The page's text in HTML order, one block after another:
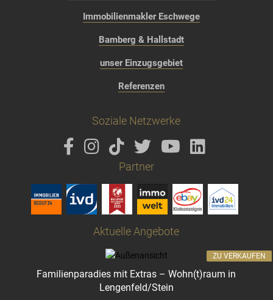
Immobilienmakler Eschwege
Bamberg & Hallstadt
unser Einzugsgebiet
Referenzen
Soziale Netzwerke
Partner
Aktuelle Angebote
Familienparadies mit Extras – Wohn(t)raum in
Lengenfeld/Stein
ZU VERKAUFEN